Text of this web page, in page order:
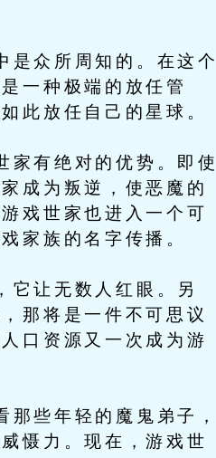
众所周知的。在这个
一种极端的放任管
此放任自己的星球。
有绝对的优势。即使
成为叛逆，使恶魔的
戏世家也进入一个可
家族的名字传播。
让无数人红眼。另
那将是一件不可思议
口资源又一次成为游
些年轻的魔鬼弟子，
慑力。现在，游戏世